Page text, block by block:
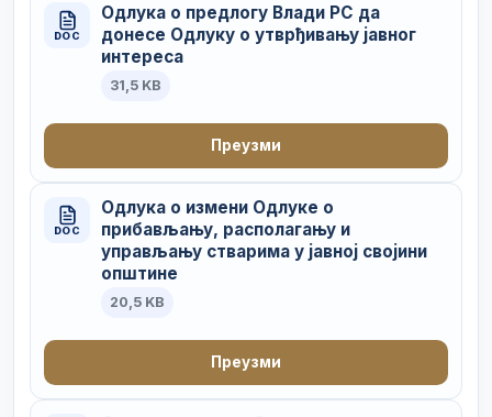
DOC
Одлука о предлогу Влади РС да
донесе Одлуку о утврђивању јавног
интереса
31,5 KB
Преузми
DOC
Одлука о измени Одлуке о
прибављању, располагању и
управљању стварима у јавној својини
општине
20,5 KB
Преузми